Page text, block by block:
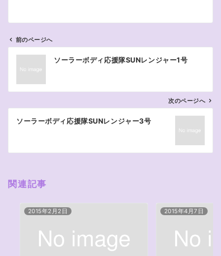
ビ
ン
前のページへ
ソーラーボディ応援隊SUNレンジャー1号
次のページへ
ソーラーボディ応援隊SUNレンジャー3号
関連記事
2015年2月2日 2015年4月7日